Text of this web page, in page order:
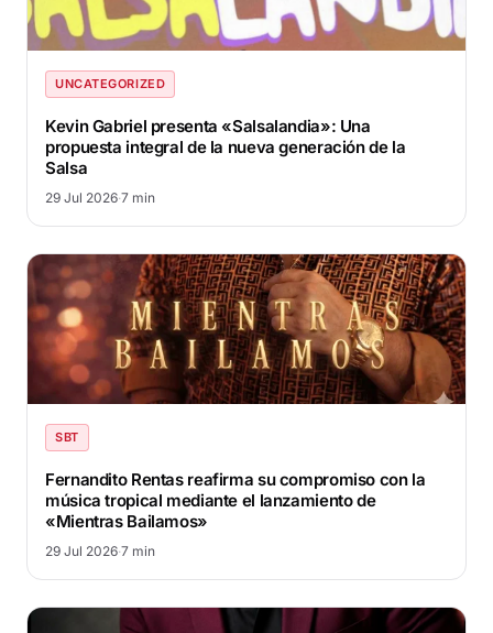
UNCATEGORIZED
Kevin Gabriel presenta «Salsalandia»: Una
propuesta integral de la nueva generación de la
Salsa
29 Jul 2026·7 min
SBT
Fernandito Rentas reafirma su compromiso con la
música tropical mediante el lanzamiento de
«Mientras Bailamos»
29 Jul 2026·7 min